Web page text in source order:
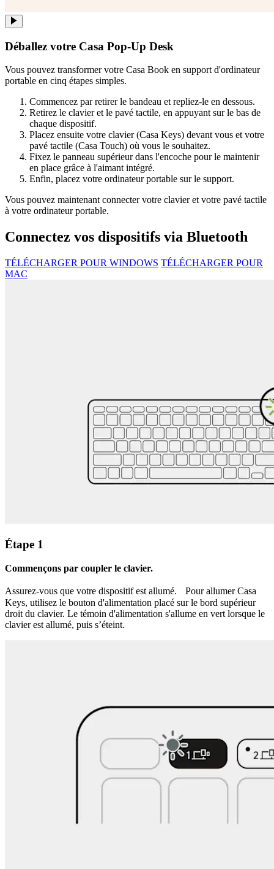
Déballez votre Casa Pop-Up Desk
Vous pouvez transformer votre Casa Book en support d'ordinateur
portable en cinq étapes simples.
Commencez par retirer le bandeau et repliez-le en dessous.
Retirez le clavier et le pavé tactile, en appuyant sur le bas de
chaque dispositif.
Placez ensuite votre clavier (Casa Keys) devant vous et votre
pavé tactile (Casa Touch) où vous le souhaitez.
Fixez le panneau supérieur dans l'encoche pour le maintenir
en place grâce à l'aimant intégré.
Enfin, placez votre ordinateur portable sur le support.
Vous pouvez maintenant connecter votre clavier et votre pavé tactile
à votre ordinateur portable.
Connectez vos dispositifs via Bluetooth
TÉLÉCHARGER POUR WINDOWS TÉLÉCHARGER POUR
MAC
Étape 1
Commençons par coupler le clavier.
Assurez-vous que votre dispositif est allumé. Pour allumer Casa
Keys, utilisez le bouton d'alimentation placé sur le bord supérieur
droit du clavier. Le témoin d'alimentation s'allume en vert lorsque le
clavier est allumé, puis s’éteint.